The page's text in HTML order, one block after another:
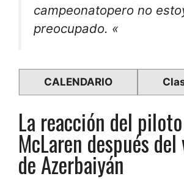
campeonatopero no
preocupado. «
CALENDARIO
La reacción del
McLaren después del
de Azerbaiyán